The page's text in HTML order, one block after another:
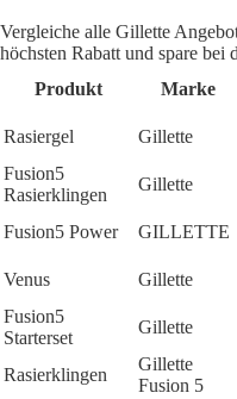
Vergleiche alle Gillette
höchsten Rabatt und spare bei
Produkt
Marke
Rasiergel Gillette
Fusion5
Rasierklingen
Gillette
Fusion5 Power
GILLETTE
Venus
Gillette
Fusion5
Starterset
Gillette
Rasierklingen
Gillette
Fusion 5